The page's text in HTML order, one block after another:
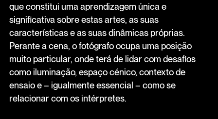
que constitui uma aprendizagem única e
significativa sobre estas artes, as suas
características e as suas dinâmicas próprias.
Perante a cena, o fotógrafo ocupa uma posição
muito particular, onde terá de lidar com desafios
como iluminação, espaço cénico, contexto de
ensaio e – igualmente essencial – como se
relacionar com os intérpretes.